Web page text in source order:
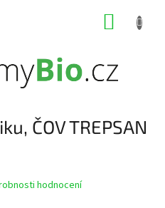
ČOV TREPSAN
hodnocení